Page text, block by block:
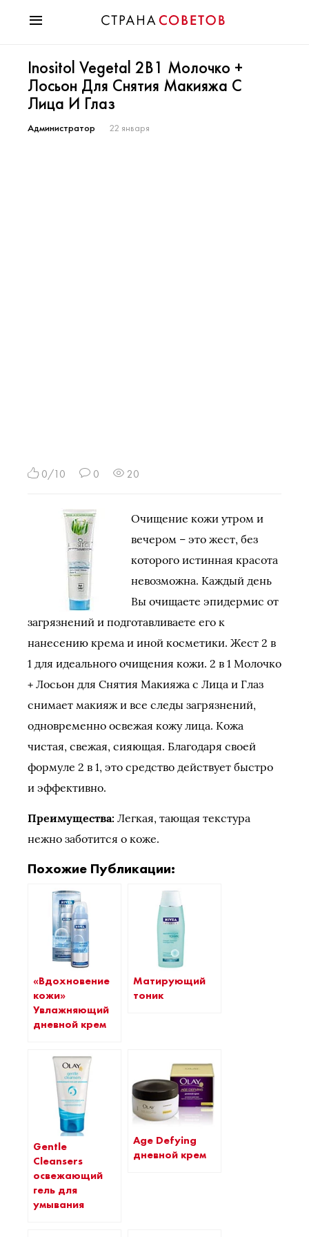
Мода
Звезды
Гороскопы
Здоровье
Inositol Vegetal 2В1 Молочко +
Лосьон Для Снятия Макияжа С
Лица И Глаз
Администратор 22 января
0/10 0 20
Очищение кожи утром и
вечером – это жест, без
которого истинная красота
невозможна. Каждый день
Вы очищаете эпидермис от
загрязнений и подготавливаете его к
нанесению крема и иной косметики. Жест 2 в
1 для идеального очищения кожи. 2 в 1 Молочко
+ Лосьон для Снятия Макияжа с Лица и Глаз
снимает макияж и все следы загрязнений,
одновременно освежая кожу лица. Кожа
чистая, свежая, сияющая. Благодаря своей
формуле 2 в 1, это средство действует быстро
и эффективно.
Преимущества: Легкая, тающая текстура
нежно заботится о коже.
Похожие Публикации:
«Вдохновение
кожи»
Увлажняющий
дневной крем
Матирующий
тоник
Gentle
Cleansers
освежающий
гель для
умывания
Age Defying
дневной крем